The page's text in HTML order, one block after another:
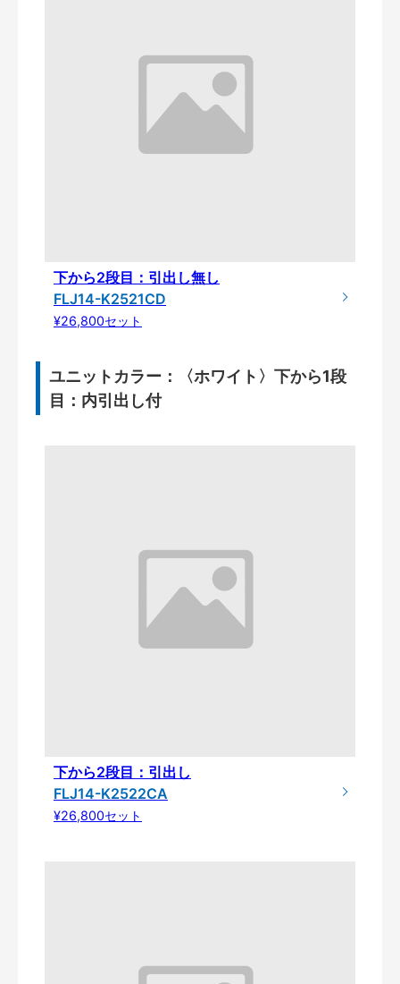
下から2段目：引出し無し
FLJ14-K2521CD
¥26,800セット
ユニットカラー：〈ホワイト〉下から1段
目：内引出し付
下から2段目：引出し
FLJ14-K2522CA
¥26,800セット